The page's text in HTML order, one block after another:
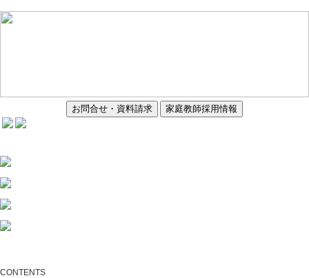
お問合せ・資料請求 家庭教師採用情報
CONTENTS